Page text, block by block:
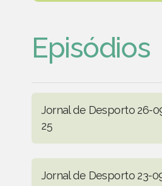
Episódios
Jornal de Desporto 26-
25
Jornal de Desporto 23-